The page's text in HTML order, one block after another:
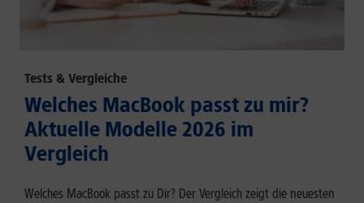
Tests & Vergleiche
Welches MacBook passt zu mir?
Aktuelle Modelle 2026 im
Vergleich
Welches MacBook passt zu Dir? Der Vergleich zeigt die neuesten